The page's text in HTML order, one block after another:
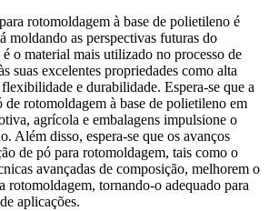
rotomoldagem à base de polietileno é
moldando as perspectivas futuras do
o material mais utilizado no processo de
suas excelentes propriedades como alta
e durabilidade. Espera-se que a
de rotomoldagem à base de polietileno em
agrícola e embalagens impulsione o
Além disso, espera-se que os avanços
de pó para rotomoldagem, tais como o
avançadas de composição, melhorem o
rotomoldagem, tornando-o adequado para
aplicações.